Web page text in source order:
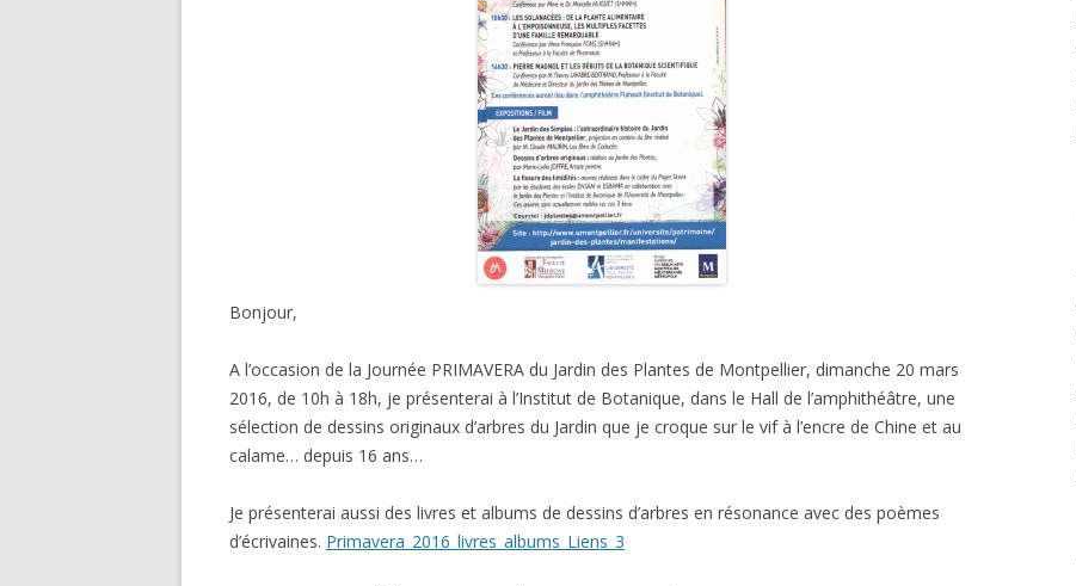
Bonjour,
A l’occasion de la Journée PRIMAVERA du Jardin des Plantes de Montpellier, dimanche 20 mars
2016, de 10h à 18h, je présenterai à l’Institut de Botanique, dans le Hall de l’amphithéâtre, une
sélection de dessins originaux d’arbres du Jardin que je croque sur le vif à l’encre de Chine et au
calame… depuis 16 ans…
Je présenterai aussi des livres et albums de dessins d’arbres en résonance avec des poèmes
d’écrivaines. Primavera_2016_livres_albums_Liens_3